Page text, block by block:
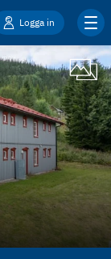
Logga in